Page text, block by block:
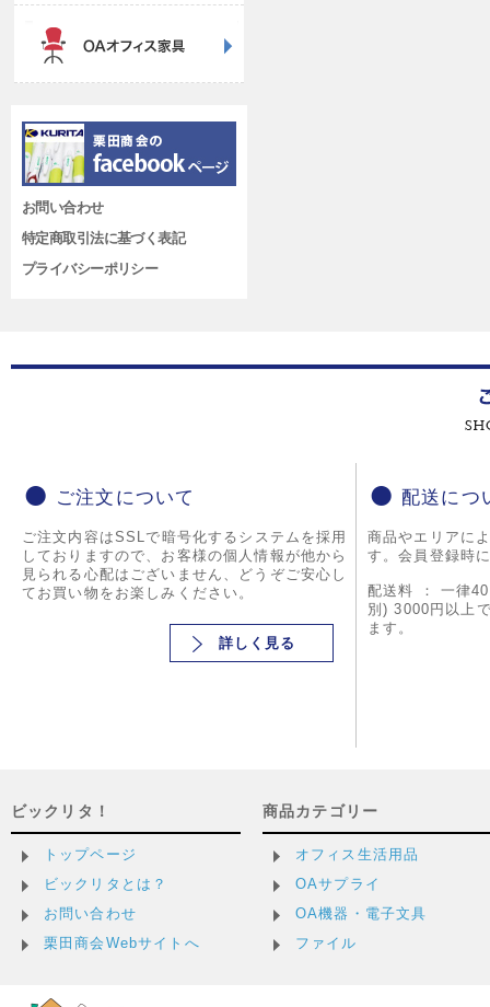
お問い合わせ
特定商取引法に基づく表記
プライバシーポリシー
ご注文について
ご注文内容はSSLで暗号化するシステムを採用
しておりますので、お客様の個人情報が他から
見られる心配はございません、どうぞご安心し
てお買い物をお楽しみください。
詳しく見る
配送につ
商品やエリアに
す。会員登録時
配送料 ： 一律
別) 3000円以上
ます。
ビックリタ！
トップページ
ビックリタとは？
お問い合わせ
栗田商会Webサイトへ
商品カテゴリー
オフィス生活用品
OAサプライ
OA機器・電子文具
ファイル